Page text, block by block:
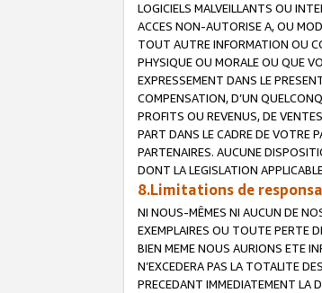
LOGICIELS MALVEILLANTS OU
ACCES NON-AUTORISE A, OU
TOUT AUTRE INFORMATION OU
PHYSIQUE OU MORALE OU QUE
EXPRESSEMENT DANS LE
COMPENSATION, D’UN
PROFITS OU REVENUS, DE
PART DANS LE CADRE DE VOTRE
PARTENAIRES. AUCUNE
DONT LA LEGISLATION
8.Limitations de
NI NOUS-MÊMES NI AUCUN DE
EXEMPLAIRES OU TOUTE PERTE
BIEN MEME NOUS AURIONS ETE
N’EXCEDERA PAS LA TOTALITE
PRECEDANT IMMEDIATEMENT LA